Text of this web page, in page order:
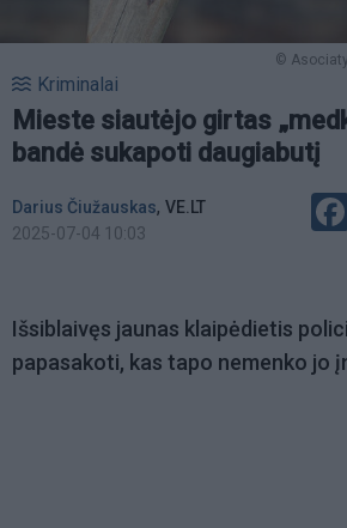
©
Kriminalai
Mieste siautėjo girtas
bandė sukapoti daugiabutį
Darius Čiužauskas, VE.LT
2025-07-04 10:03
Išsiblaivęs jaunas klaipėdietis
papasakoti, kas tapo nemenko jo